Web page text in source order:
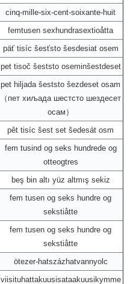
cinq-mille-six-cent-soixante-huit
femtusen sexhundrasextioåtta
päť tisíc šesťsto šesdesiat osem
pet tisoč šeststo oseminšestdeset
pet hiljada šeststo šezdeset osam
（пет хиљада шестсто шездесет
осам）
pět tisíc šest set šedesát osm
fem tusind og seks hundrede og
otteogtres
beş bin altı yüz altmış sekiz
fem tusen og seks hundre og
sekstiåtte
fem tusen og seks hundre og
sekstiåtte
ötezer-hatszázhatvannyolc
viisituhattakuusisataakuusikymme